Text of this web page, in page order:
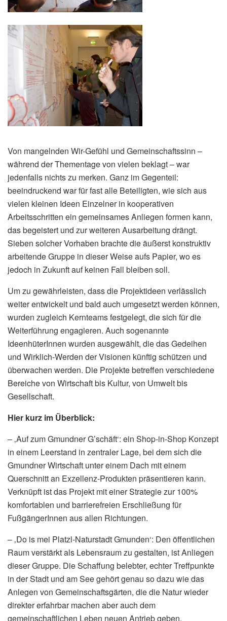
Von mangelnden Wir-Gefühl und Gemeinschaftssinn –
während der Thementage von vielen beklagt – war
jedenfalls nichts zu merken. Ganz im Gegenteil:
beeindruckend war für fast alle Beteiligten, wie sich aus
vielen kleinen Ideen Einzelner in kooperativen
Arbeitsschritten ein gemeinsames Anliegen formen kann,
das begeistert und zur weiteren Ausarbeitung drängt.
Sieben solcher Vorhaben brachte die äußerst konstruktiv
arbeitende Gruppe in dieser Weise aufs Papier, wo es
jedoch in Zukunft auf keinen Fall bleiben soll.
Um zu gewährleisten, dass die Projektideen verlässlich
weiter entwickelt und bald auch umgesetzt werden können,
wurden zugleich Kernteams festgelegt, die sich für die
Weiterführung engagieren. Auch sogenannte
IdeenhüterInnen wurden ausgewählt, die das Gedeihen
und Wirklich-Werden der Visionen künftig schützen und
überwachen werden. Die Projekte betreffen verschiedene
Bereiche von Wirtschaft bis Kultur, von Umwelt bis
Gesellschaft.
Hier kurz im Überblick:
– ‚Auf zum Gmundner G’schäft‘: ein Shop-in-Shop Konzept
in einem Leerstand in zentraler Lage, bei dem sich die
Gmundner Wirtschaft unter einem Dach mit einem
Querschnitt an Exzellenz-Produkten präsentieren kann.
Verknüpft ist das Projekt mit einer Strategie zur 100%
komfortablen und barrierefreien Erschließung für
FußgängerInnen aus allen Richtungen.
– ‚Do is mei Platzl-Naturstadt Gmunden‘: Den öffentlichen
Raum verstärkt als Lebensraum zu gestalten, ist Anliegen
dieser Gruppe. Die Schaffung belebter, echter Treffpunkte
in der Stadt und am See gehört genau so dazu wie das
Anlegen von Gemeinschaftsgärten, die die Natur wieder
direkter erfahrbar machen aber auch dem
gemeinschaftlichen Leben neuen Antrieb geben.